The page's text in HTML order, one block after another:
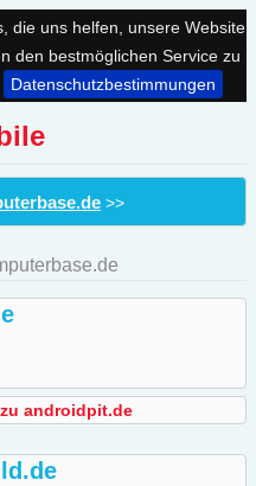
die uns helfen, unsere Website
den bestmöglichen Service zu
Datenschutzbestimmungen
>>
androidpit.de